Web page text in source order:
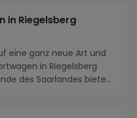
in Riegelsberg
eine ganz neue Art und
in Riegelsberg
des Saarlandes biete...